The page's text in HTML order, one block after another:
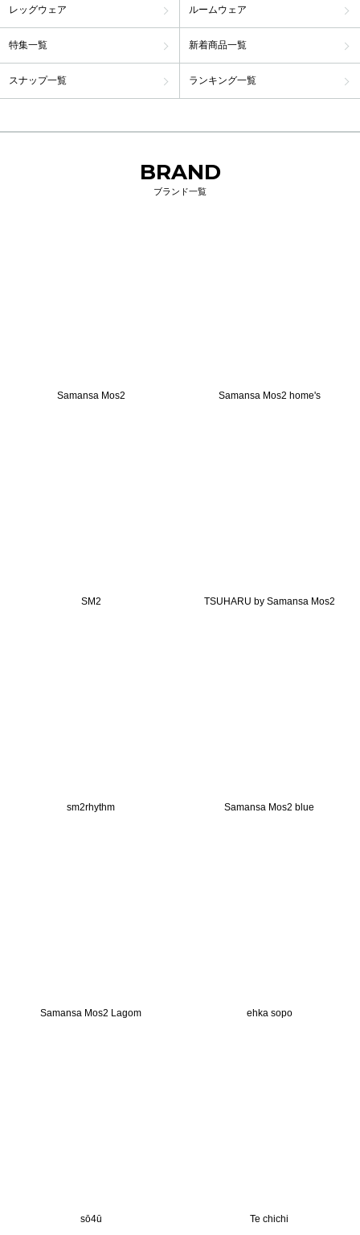
レッグウェア ルームウェア
特集一覧 新着商品一覧
スナップ一覧 ランキング一覧
BRAND
ブランド一覧
Samansa Mos2 Samansa Mos2 home's
SM2 TSUHARU by Samansa Mos2
sm2rhythm Samansa Mos2 blue
Samansa Mos2 Lagom ehka sopo
sō4ū Te chichi